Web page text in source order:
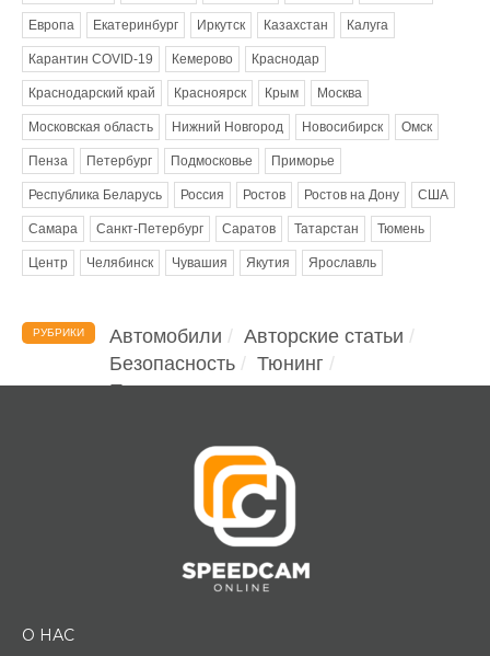
Европа Екатеринбург Иркутск Казахстан Калуга
Карантин COVID-19 Кемерово Краснодар
Краснодарский край Красноярск Крым Москва
Московская область Нижний Новгород Новосибирск Омск
Пенза Петербург Подмосковье Приморье
Республика Беларусь Россия Ростов Ростов на Дону США
Самара Санкт-Петербург Саратов Татарстан Тюмень
Центр Челябинск Чувашия Якутия Ярославль
РУБРИКИ Автомобили
Авторские статьи
Безопасность
Тюнинг
Помощь водителю
О НАС